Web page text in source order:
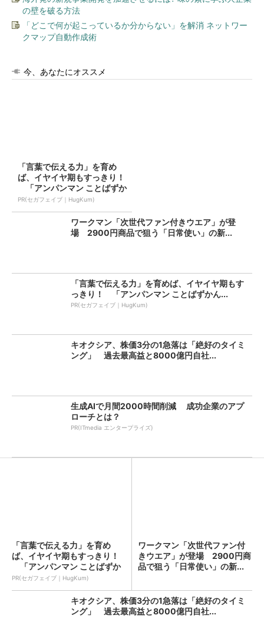
の壁を破る方法
「どこで何が起こっているか分からない」を解消 ネットワー
クマップ自動作成術
今、あなたにオススメ
「言葉で伝える力」を育め
ば、イヤイヤ期もすっきり！
「アンパンマン ことばずか
ん...
PR(セガフェイブ｜HugKum)
ワークマン「次世代ファン付きウエア」が登
場 2900円商品で狙う「日常使い」の新...
「言葉で伝える力」を育めば、イヤイヤ期もす
っきり！ 「アンパンマン ことばずかん...
PR(セガフェイブ｜HugKum)
キオクシア、株価3分の1急落は「絶好のタイミ
ング」 過去最高益と8000億円自社...
生成AIで月間2000時間削減 成功企業のアプ
ローチとは？
PR(ITmedia エンタープライズ)
「言葉で伝える力」を育め
ば、イヤイヤ期もすっきり！
「アンパンマン ことばずか
ん...
PR(セガフェイブ｜HugKum)
ワークマン「次世代ファン付
きウエア」が登場 2900円商
品で狙う「日常使い」の新...
キオクシア、株価3分の1急落は「絶好のタイミ
ング」 過去最高益と8000億円自社...